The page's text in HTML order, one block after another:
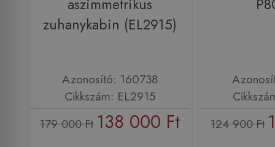
aszimmetrikus
zuhanykabin (EL2915)
Azonosító: 160738
Cikkszám: EL2915
179 000 Ft 138 000 Ft 124 900 Ft